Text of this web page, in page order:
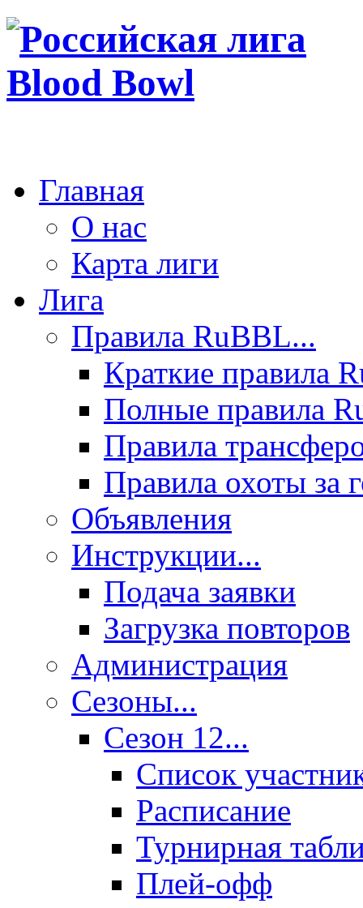
Главная
О нас
Карта лиги
Лига
Правила RuBBL...
Краткие правила
Полные правила
Правила
Правила охоты за
Объявления
Инструкции...
Подача заявки
Загрузка повторов
Администрация
Сезоны...
Сезон 12...
Список
Расписание
Турнирная
Плей-офф